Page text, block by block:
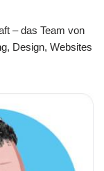
– das Team von
Design, Websites